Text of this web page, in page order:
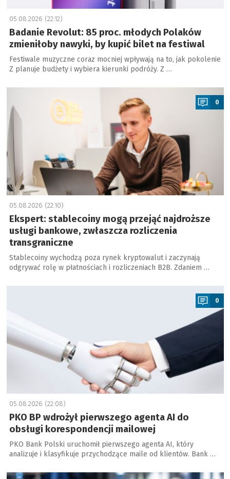
05.08.2026 (22:12)
Badanie Revolut: 85 proc. młodych Polaków
zmieniłoby nawyki, by kupić bilet na festiwal
Festiwale muzyczne coraz mocniej wpływają na to, jak pokolenie
Z planuje budżety i wybiera kierunki podróży. Z …
a
0
05.08.2026 (22:10)
Ekspert: stablecoiny mogą przejąć najdroższe
usługi bankowe, zwłaszcza rozliczenia
transgraniczne
Stablecoiny wychodzą poza rynek kryptowalut i zaczynają
odgrywać rolę w płatnościach i rozliczeniach B2B. Zdaniem …
a
0
05.08.2026 (22:08)
PKO BP wdrożył pierwszego agenta AI do
obsługi korespondencji mailowej
PKO Bank Polski uruchomił pierwszego agenta AI, który
analizuje i klasyfikuje przychodzące maile od klientów. Bank …
a